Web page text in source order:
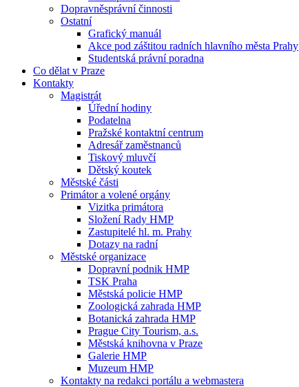
Dopravněsprávní činnosti
Ostatní
Grafický manuál
Akce pod záštitou radních hlavního města Prahy
Studentská právní poradna
Co dělat v Praze
Kontakty
Magistrát
Úřední hodiny
Podatelna
Pražské kontaktní centrum
Adresář zaměstnanců
Tiskový mluvčí
Dětský koutek
Městské části
Primátor a volené orgány
Vizitka primátora
Složení Rady HMP
Zastupitelé hl. m. Prahy
Dotazy na radní
Městské organizace
Dopravní podnik HMP
TSK Praha
Městská policie HMP
Zoologická zahrada HMP
Botanická zahrada HMP
Prague City Tourism, a.s.
Městská knihovna v Praze
Galerie HMP
Muzeum HMP
Kontakty na redakci portálu a webmastera